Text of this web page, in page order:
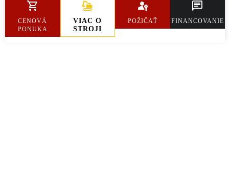
TLAČOVÉ CENTRUM
Z SHOP
Hmotnosť 2 140 kg
CENOVÁ
PONUKA
VIAC O
STROJI
POŽIČAŤ FINANCOVANIE